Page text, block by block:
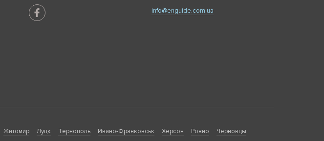
info@enguide.com.ua
Житомир Луцк Тернополь Ивано-Франковськ Херсон Ровно
Черновцы